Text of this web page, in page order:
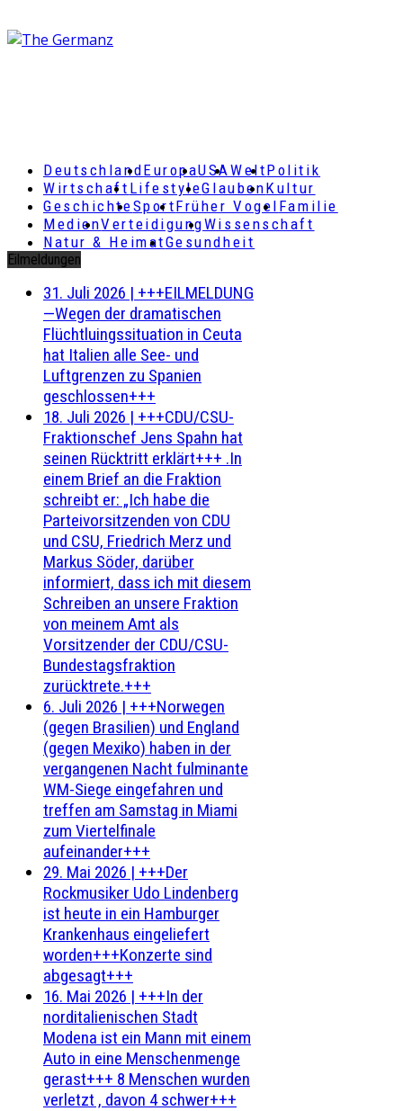
DeutschlandEuropaUSAWeltPolitik
Wirtschaft LifestyleGlaubenKultur
GeschichteSportFrüher Vogel Familie
MedienVerteidigungWissenschaft
Natur & HeimatGesundheit
Eilmeldungen
31. Juli 2026 | +++EILMELDUNG
—Wegen der dramatischen
Flüchtluingssituation in Ceuta
hat Italien alle See- und
Luftgrenzen zu Spanien
geschlossen+++
18. Juli 2026 | +++CDU/CSU-
Fraktionschef Jens Spahn hat
seinen Rücktritt erklärt+++ .In
einem Brief an die Fraktion
schreibt er: „Ich habe die
Parteivorsitzenden von CDU
und CSU, Friedrich Merz und
Markus Söder, darüber
informiert, dass ich mit diesem
Schreiben an unsere Fraktion
von meinem Amt als
Vorsitzender der CDU/CSU-
Bundestagsfraktion
zurücktrete.+++
6. Juli 2026 | +++Norwegen
(gegen Brasilien) und England
(gegen Mexiko) haben in der
vergangenen Nacht fulminante
WM-Siege eingefahren und
treffen am Samstag in Miami
zum Viertelfinale
aufeinander+++
29. Mai 2026 | +++Der
Rockmusiker Udo Lindenberg
ist heute in ein Hamburger
Krankenhaus eingeliefert
worden+++Konzerte sind
abgesagt+++
16. Mai 2026 | +++In der
norditalienischen Stadt
Modena ist ein Mann mit einem
Auto in eine Menschenmenge
gerast+++ 8 Menschen wurden
verletzt , davon 4 schwer+++